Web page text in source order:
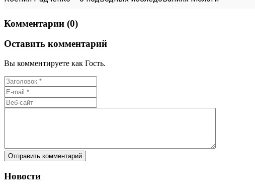
Комментарии (0)
Оставить комментарий
Вы комментируете как Гость.
Новости